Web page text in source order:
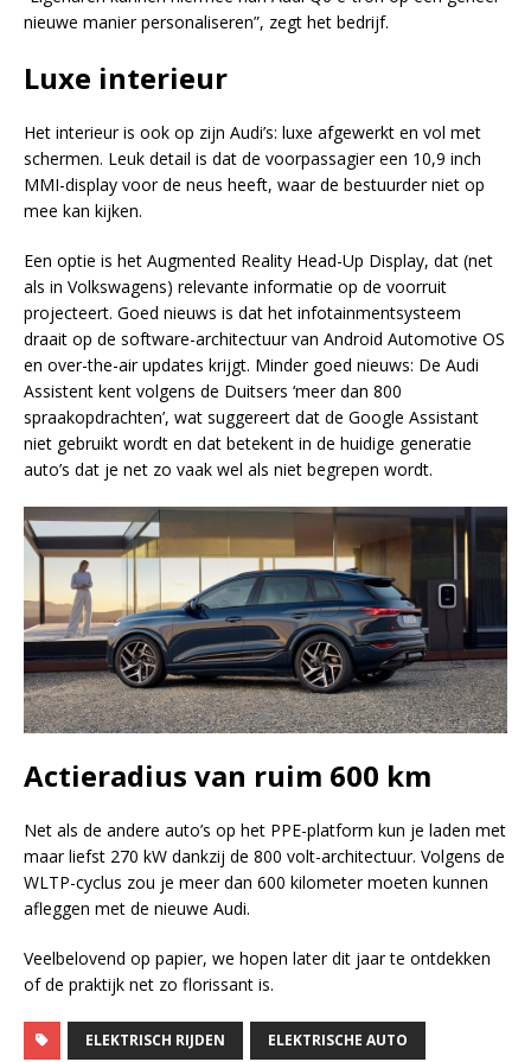
nieuwe manier personaliseren”, zegt het bedrijf.
Luxe interieur
Het interieur is ook op zijn Audi’s: luxe afgewerkt en vol met
schermen. Leuk detail is dat de voorpassagier een 10,9 inch
MMI-display voor de neus heeft, waar de bestuurder niet op
mee kan kijken.
Een optie is het Augmented Reality Head-Up Display, dat (net
als in Volkswagens) relevante informatie op de voorruit
projecteert. Goed nieuws is dat het infotainmentsysteem
draait op de software-architectuur van Android Automotive OS
en over-the-air updates krijgt. Minder goed nieuws: De Audi
Assistent kent volgens de Duitsers ‘meer dan 800
spraakopdrachten’, wat suggereert dat de Google Assistant
niet gebruikt wordt en dat betekent in de huidige generatie
auto’s dat je net zo vaak wel als niet begrepen wordt.
Actieradius van ruim 600 km
Net als de andere auto’s op het PPE-platform kun je laden met
maar liefst 270 kW dankzij de 800 volt-architectuur. Volgens de
WLTP-cyclus zou je meer dan 600 kilometer moeten kunnen
afleggen met de nieuwe Audi.
Veelbelovend op papier, we hopen later dit jaar te ontdekken
of de praktijk net zo florissant is.
ELEKTRISCH RIJDEN ELEKTRISCHE AUTO